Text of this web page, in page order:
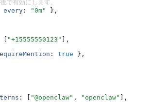
有効にします。
every : "0m" } ,
"+15555550123"
,
: true } ,
: "@openclaw" , "openclaw"
,